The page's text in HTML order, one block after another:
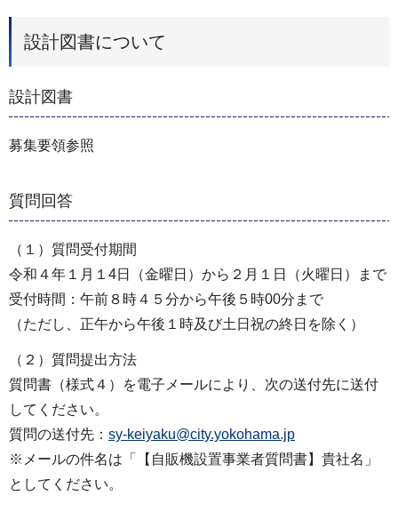
設計図書について
設計図書
募集要領参照
質問回答
（１）質問受付期間
令和４年１月１4日（金曜日）から２月１日（火曜日）まで
受付時間：午前８時４５分から午後５時00分まで
（ただし、正午から午後１時及び土日祝の終日を除く）
（２）質問提出方法
質問書（様式４）を電子メールにより、次の送付先に送付
してください。
質問の送付先： sy-keiyaku@city.yokohama.jp
※メールの件名は「【自販機設置事業者質問書】貴社名」
としてください。